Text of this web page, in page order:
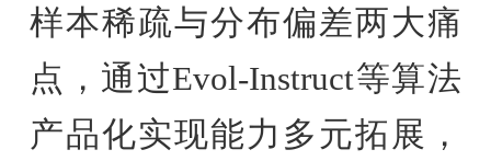
样本稀疏与分布偏差两大痛
点，通过Evol-Instruct等算法
产品化实现能力多元拓展，